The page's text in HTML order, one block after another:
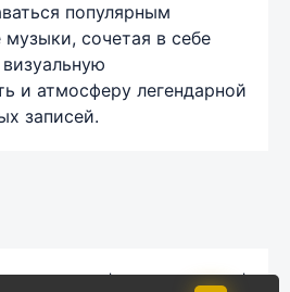
популярным
сочетая в себе
и атмосферу легендарной
записей.
Комментарии